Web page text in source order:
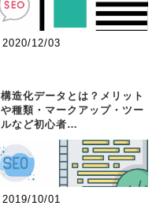
2020/12/03
構造化データとは？メリット
や種類・マークアップ・ツー
ルなど初心者…
2019/10/01